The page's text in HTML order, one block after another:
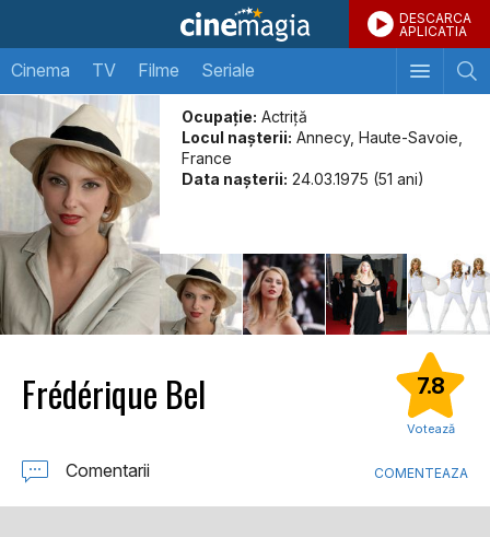
DESCARCA
APLICATIA
Cinema TV Filme Seriale
Ocupație: Actriţă
Locul naşterii: Annecy, Haute-Savoie,
France
Data naşterii: 24.03.1975 (51 ani)
Frédérique Bel 7.8
Votează
Comentarii COMENTEAZA